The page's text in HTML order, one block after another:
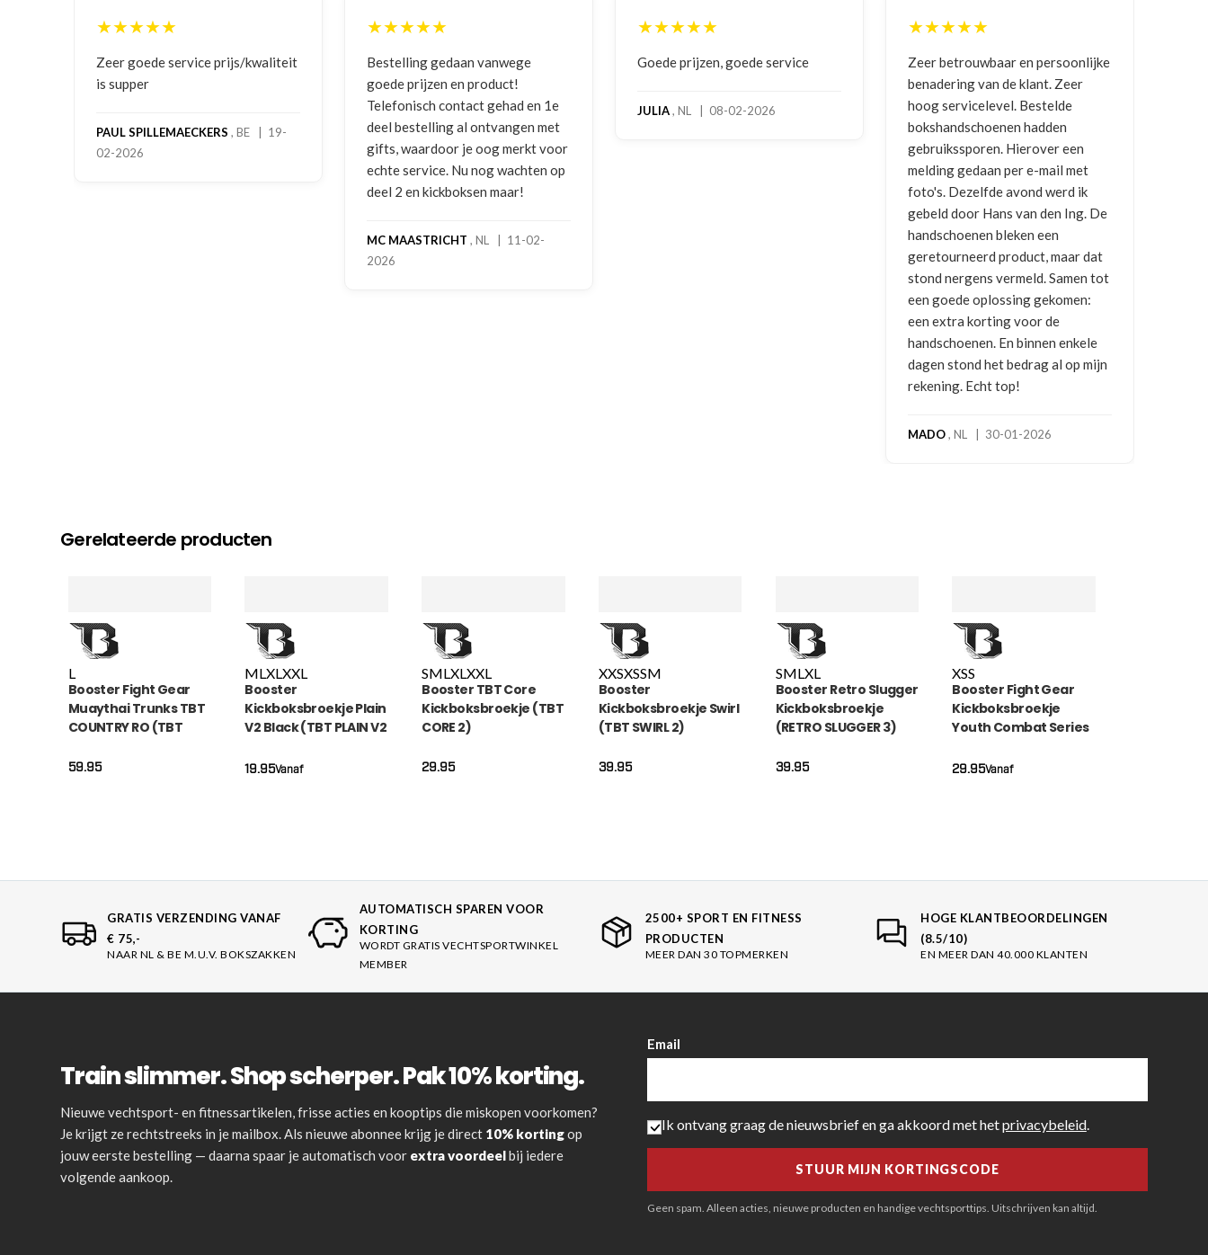
★★★★★
Zeer goede service prijs/kwaliteit
is supper
PAUL SPILLEMAECKERS , BE | 19-
02-2026
★★★★★
Bestelling gedaan vanwege
goede prijzen en product!
Telefonisch contact gehad en 1e
deel bestelling al ontvangen met
gifts, waardoor je oog merkt voor
echte service. Nu nog wachten op
deel 2 en kickboksen maar!
MC MAASTRICHT , NL | 11-02-
2026
★★★★★
Goede prijzen, goede service
JULIA, NL | 08-02-2026
★★★★★
Zeer betrouwbaar en persoonlijke
benadering van de klant. Zeer
hoog servicelevel. Bestelde
bokshandschoenen hadden
gebruikssporen. Hierover een
melding gedaan per e-mail met
foto's. Dezelfde avond werd ik
gebeld door Hans van den Ing. De
handschoenen bleken een
geretourneerd product, maar dat
stond nergens vermeld. Samen tot
een goede oplossing gekomen:
een extra korting voor de
handschoenen. En binnen enkele
dagen stond het bedrag al op mijn
rekening. Echt top!
MADO, NL | 30-01-2026
Gerelateerde producten
L
Booster Fight Gear
Muaythai Trunks TBT
COUNTRY RO (TBT
59.95
MLXLXXL
Booster
Kickboksbroekje Plain
V2 Black (TBT PLAIN V2
Vanaf
19.95
SMLXLXXL
Booster TBT Core
Kickboksbroekje (TBT
CORE 2)
29.95
XXSXSSM
Booster
Kickboksbroekje Swirl
(TBT SWIRL 2)
39.95
SMLXL
Booster Retro Slugger
Kickboksbroekje
(RETRO SLUGGER 3)
39.95
XSS
Booster Fight Gear
Kickboksbroekje
Youth Combat Series
TBT)Vanaf
29.95
GRATIS VERZENDING VANAF
€ 75,-
NAAR NL & BE M.U.V. BOKSZAKKEN
AUTOMATISCH SPAREN VOOR
KORTING
WORDT GRATIS VECHTSPORTWINKEL
MEMBER
2500+ SPORT EN FITNESS
PRODUCTEN
MEER DAN 30 TOPMERKEN
HOGE KLANTBEOORDELINGEN
(8.5/10)
EN MEER DAN 40.000 KLANTEN
Train slimmer. Shop scherper. Pak 10% korting.
Nieuwe vechtsport- en fitnessartikelen, frisse acties en kooptips die miskopen voorkomen?
Je krijgt ze rechtstreeks in je mailbox. Als nieuwe abonnee krijg je direct 10% kortingop
jouw eerste bestelling — daarna spaar je automatisch voor extra voordeelbij iedere
volgende aankoop.
Email
Ik ontvang graag de nieuwsbrief en ga akkoord met hetprivacybeleid.
Geen spam. Alleen acties, nieuwe producten en handige vechtsporttips. Uitschrijven kan altijd.